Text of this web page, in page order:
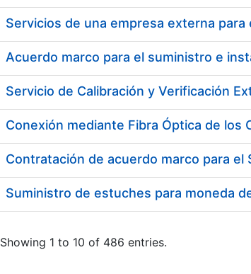
Show/Hide
Acuerdo marco para el suministro e
Suministro de estuches para moneda
Showing 1 to 10 of 486 entries.